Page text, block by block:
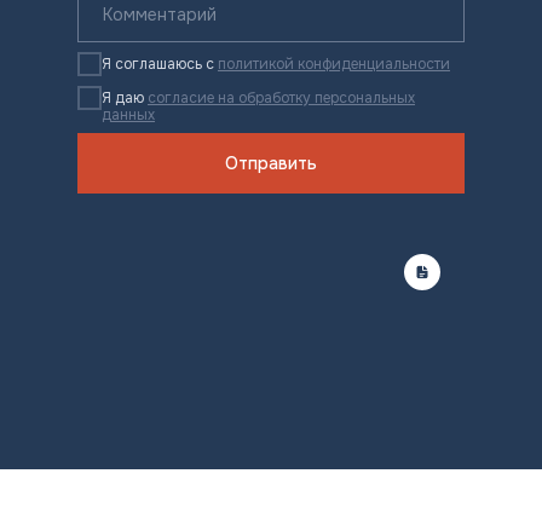
Я соглашаюсь с политикой конфиденциальности
Я даю согласие на обработку персональных
данных
Отправить